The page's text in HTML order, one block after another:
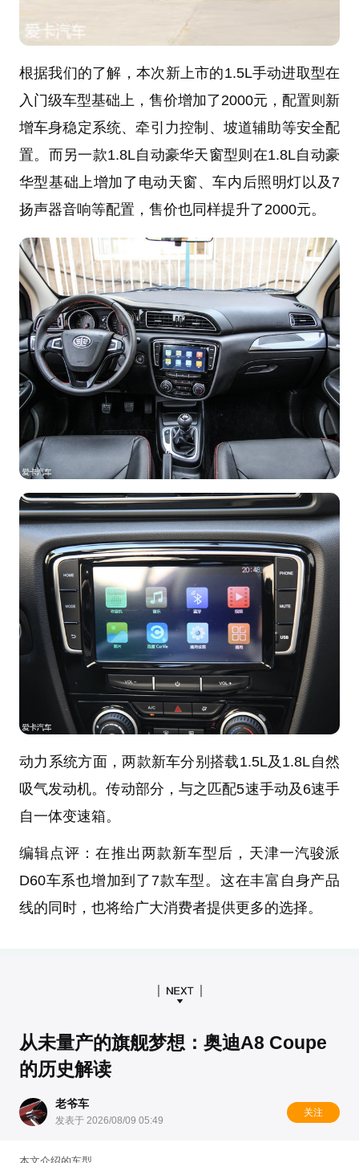
根据我们的了解，本次新上市的1.5L手动进取型在
入门级车型基础上，售价增加了2000元，配置则新
增车身稳定系统、牵引力控制、坡道辅助等安全配
置。而另一款1.8L自动豪华天窗型则在1.8L自动豪
华型基础上增加了电动天窗、车内后照明灯以及7
扬声器音响等配置，售价也同样提升了2000元。
动力系统方面，两款新车分别搭载1.5L及1.8L自然
吸气发动机。传动部分，与之匹配5速手动及6速手
自一体变速箱。
编辑点评：在推出两款新车型后，天津一汽骏派
D60车系也增加到了7款车型。这在丰富自身产品
线的同时，也将给广大消费者提供更多的选择。
从未量产的旗舰梦想：奥迪A8 Coupe
的历史解读
老爷车
发表于 2026/08/09 05:49
关注